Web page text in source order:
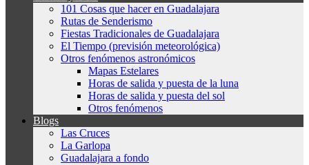
101 Cosas que hacer en Guadalajara
Rutas de Senderismo
Fiestas Tradicionales de Guadalajara
El Tiempo (previsión meteorológica)
Otros fenómenos astronómicos
Mapas Estelares
Horas de salida y puesta de la luna
Horas de salida y puesta del sol
Otros fenómenos
Blogs
Las Cruces
La Garlopa
Guadalajara a fondo